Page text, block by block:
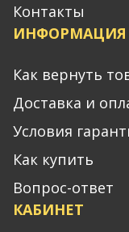
Контакты
ИНФОРМАЦИЯ
Как вернуть
Доставка и
Условия
Как купить
Вопрос-ответ
КАБИНЕТ